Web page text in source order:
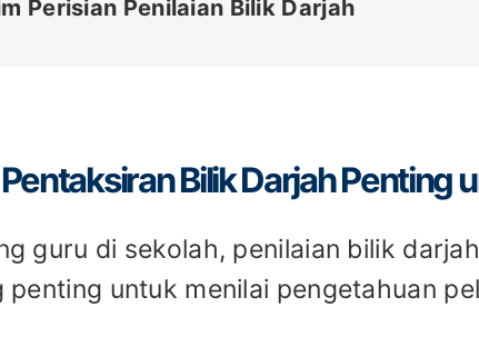
Perisian Penilaian Bilik Darjah
Bilik Darjah Penting
guru di sekolah, penilaian bilik
penting untuk menilai pengetahuan